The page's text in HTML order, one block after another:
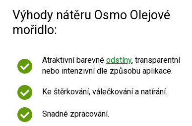
Výhody nátěru Osmo Olejové
mořidlo:
Atraktivní barevné odstíny, transparentní
nebo intenzivní dle způsobu aplikace.
Ke štěrkování, válečkování a natírání.
Snadné zpracování.